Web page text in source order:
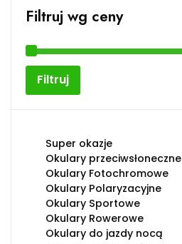
Filtruj wg ceny
Filtruj
Super okazje
Okulary przeciwsłoneczne
Okulary Fotochromowe
Okulary Polaryzacyjne
Okulary Sportowe
Okulary Rowerowe
Okulary do jazdy nocą